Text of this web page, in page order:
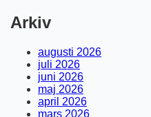
Arkiv
augusti 2026
juli 2026
juni 2026
maj 2026
april 2026
mars 2026